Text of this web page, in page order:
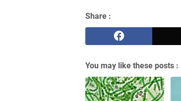
Share :
You may like these posts :